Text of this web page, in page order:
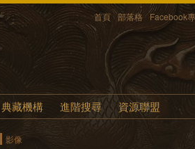
首頁 部落格 Facebook
典藏機構 進階搜尋 資源聯盟
影像